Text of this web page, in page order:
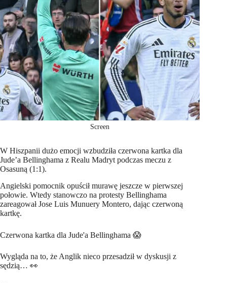
Screen
W Hiszpanii dużo emocji wzbudziła czerwona kartka dla
Jude’a Bellinghama z Realu Madryt podczas meczu z
Osasuną (1:1).
Angielski pomocnik opuścił murawę jeszcze w pierwszej
połowie. Wtedy stanowczo na protesty Bellinghama
zareagował Jose Luis Munuery Montero, dając czerwoną
kartkę.
Czerwona kartka dla Jude'a Bellinghama 😱
Wygląda na to, że Anglik nieco przesadził w dyskusji z
sędzią… 👀